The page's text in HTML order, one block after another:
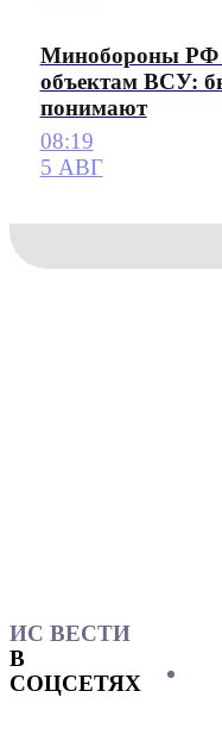
Минобороны РФ
объектам ВСУ:
понимают
08:19
5 АВГ
ИС ВЕСТИ
В
СОЦСЕТЯХ